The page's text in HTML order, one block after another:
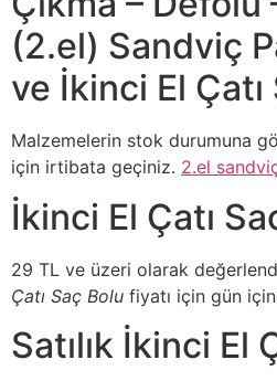
(2.el) Sandviç
ve İkinci El Çatı
Malzemelerin stok durumuna
için irtibata geçiniz. 2.el
İkinci El Çatı
29 TL ve üzeri olarak
Çatı Saç Bolu fiyatı için gün
Satılık İkinci El